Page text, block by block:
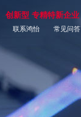
创新型 专精特新企业
联系鸿怡 常见问答